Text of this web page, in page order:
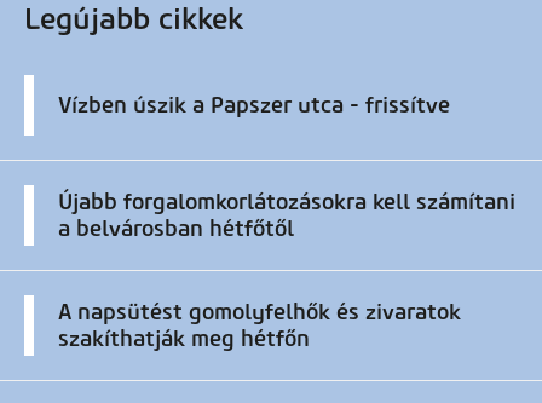
Legújabb cikkek
Vízben úszik a Papszer utca - frissítve
Újabb forgalomkorlátozásokra kell számítani
a belvárosban hétfőtől
A napsütést gomolyfelhők és zivaratok
szakíthatják meg hétfőn